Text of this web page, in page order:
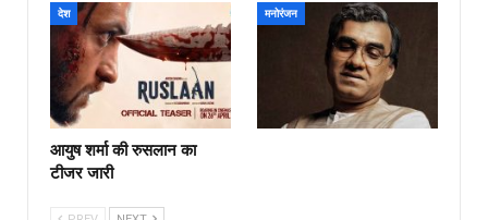
देश
आयुष शर्मा की रुसलान का
टीजर जारी
मनोरंजन